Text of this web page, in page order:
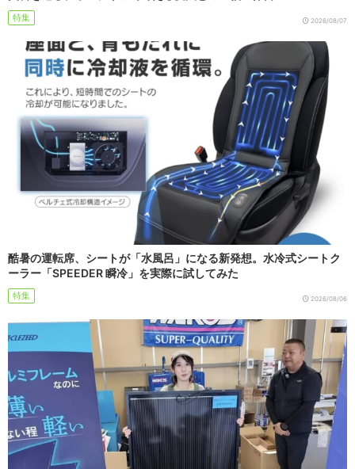
特集 2026/08/07
酷暑の運転席、シートが「水風呂」になる新発想。水冷式シートク
ーラー「SPEEDER 瞬冷」を実際に試してみた
特集 2026/08/06